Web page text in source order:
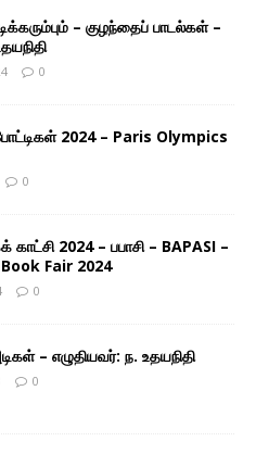
– குழந்தைப் பாடல்கள் –
0
போட்டிகள் 2024 – Paris Olympics
0
2024 – பபாசி – BAPASI –
Fair 2024
0
– எழுதியவர்: ந. உதயநிதி
0